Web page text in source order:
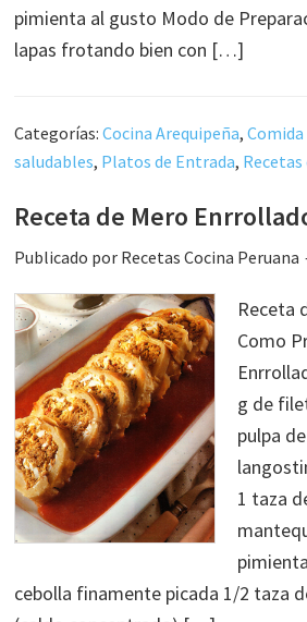
pimienta al gusto Modo de
lapas frotando bien con […]
Categorías:Cocina Arequipeña,
saludables, Platos de Entrada, Recetas
Receta de Mero
Publicado por Recetas Cocina Peruana
Receta
Como
g de
pulpa
1 taza
cebolla finamente picada 1/2 taza